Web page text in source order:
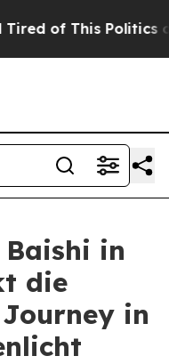
of This Politics of
Baishi in
die
in